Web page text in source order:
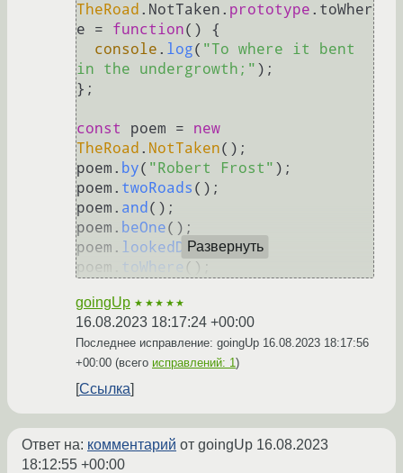
TheRoad . NotTaken . prototype . toWher
e = function( ) {
console . log( "To where it bent
in the undergrowth;" );
};
const poem = new
TheRoad . NotTaken();
poem. by( "Robert Frost" );
poem. twoRoads ();
poem. and ();
poem. beOne();
poem. lookedDown();
poem.
toWhere
Развернуть
goingUp ★★★★★
16.08.2023 18:17:24 +00:00
Последнее исправление: goingUp 16.08.2023 18:17:56
+00:00 (всего исправлений: 1)
Ссылка
Ответ на: комментарий от goingUp 16.08.2023
18:12:55 +00:00